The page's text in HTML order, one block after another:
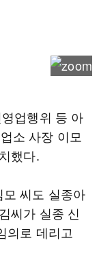
업행위 등 아
소 사장 이모
했다.
씨도 실종아
씨가 실종 신
의로 데리고